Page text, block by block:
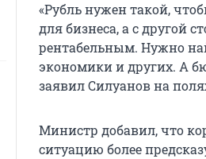
«Рубль нужен такой,
для бизнеса, а с другой
рентабельным. Нужно
экономики и других. А
заявил Силуанов на
Министр добавил, что
ситуацию более